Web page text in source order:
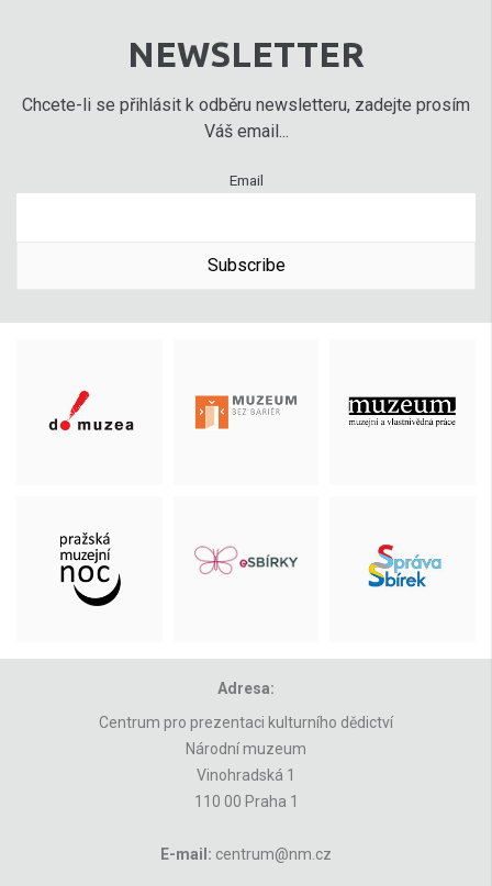
NEWSLETTER
Chcete-li se přihlásit k odběru newsletteru, zadejte prosím
Váš email...
Email
Subscribe
Adresa:
Centrum pro prezentaci kulturního dědictví
Národní muzeum
Vinohradská 1
110 00 Praha 1
E-mail: centrum@nm.cz